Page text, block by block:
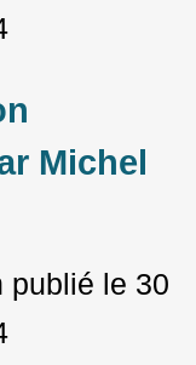
Michel
publié le 30